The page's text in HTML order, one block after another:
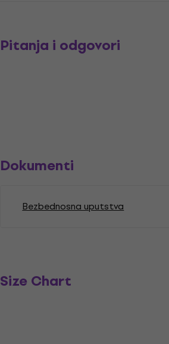
Pitanja i odgovori
Dokumenti
Bezbednosna uputstva
Size Chart